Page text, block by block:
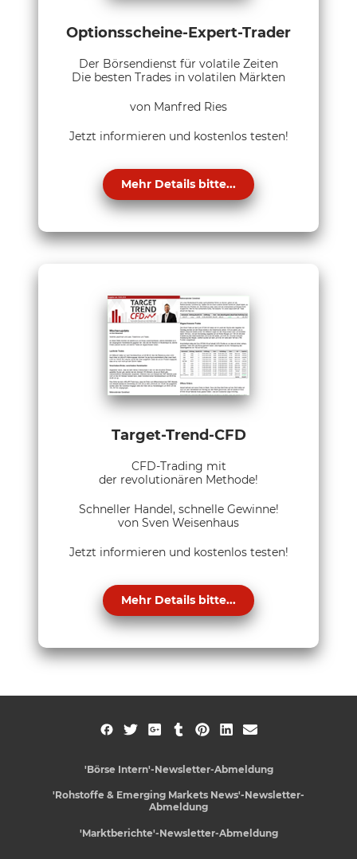
Optionsscheine-Expert-Trader
Der Börsendienst für volatile Zeiten
Die besten Trades in volatilen Märkten
von Manfred Ries
Jetzt informieren und kostenlos testen!
Mehr Details bitte...
Target-Trend-CFD
CFD-Trading mit
der revolutionären Methode!
Schneller Handel, schnelle Gewinne!
von Sven Weisenhaus
Jetzt informieren und kostenlos testen!
Mehr Details bitte...
'Börse Intern'-Newsletter-Abmeldung
'Rohstoffe & Emerging Markets News'-Newsletter-
Abmeldung
'Marktberichte'-Newsletter-Abmeldung